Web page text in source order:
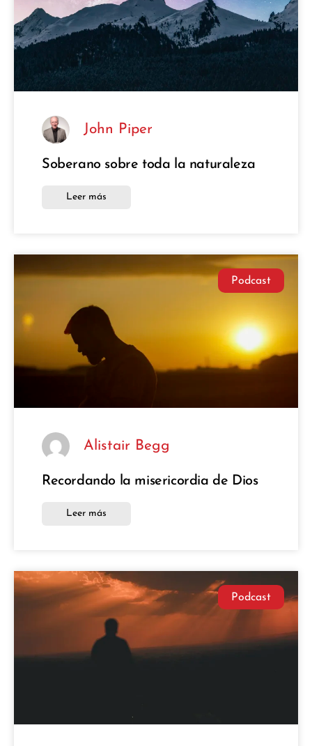
John Piper
Soberano sobre toda la naturaleza
Leer más
Podcast
Alistair Begg
Recordando la misericordia de Dios
Leer más
Podcast